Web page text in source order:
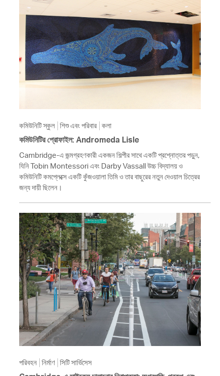
কমিউনিটি স্কুল শিশু এবং পরিবার কলা
কমিউনিটির প্রোফাইল: Andromeda Lisle
Cambridge-এ জন্মগ্রহণকারী একজন শিল্পীর সাথে একটি প্রশ্নোত্তর পড়ুন,
যিনি Tobin Montessori এবং Darby Vassall উচ্চ বিদ্যালয় ও
কমিউনিটি কমপ্লেক্সে একটি কুঁজওয়ালা তিমি ও তার বাছুরের নতুন দেওয়াল চিত্রের
জন্য দায়ী ছিলেন।
পরিবহন নির্মাণ সিটি সার্ভিসেস